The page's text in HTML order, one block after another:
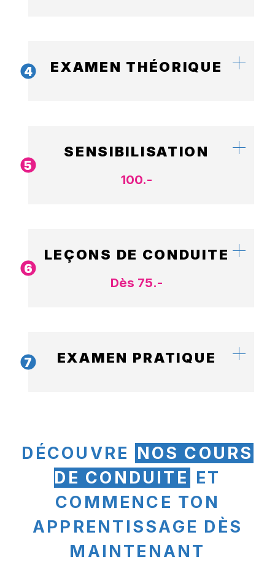
4 EXAMEN THÉORIQUE
5
SENSIBILISATION
100.-
6
LEÇONS DE CONDUITE
Dès 75.-
7 EXAMEN PRATIQUE
DÉCOUVRE NOS COURS
DE CONDUITE ET
COMMENCE TON
APPRENTISSAGE DÈS
MAINTENANT